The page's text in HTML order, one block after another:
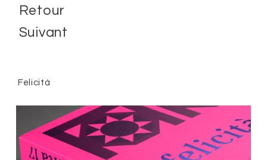
Retour
Suivant
Felicità